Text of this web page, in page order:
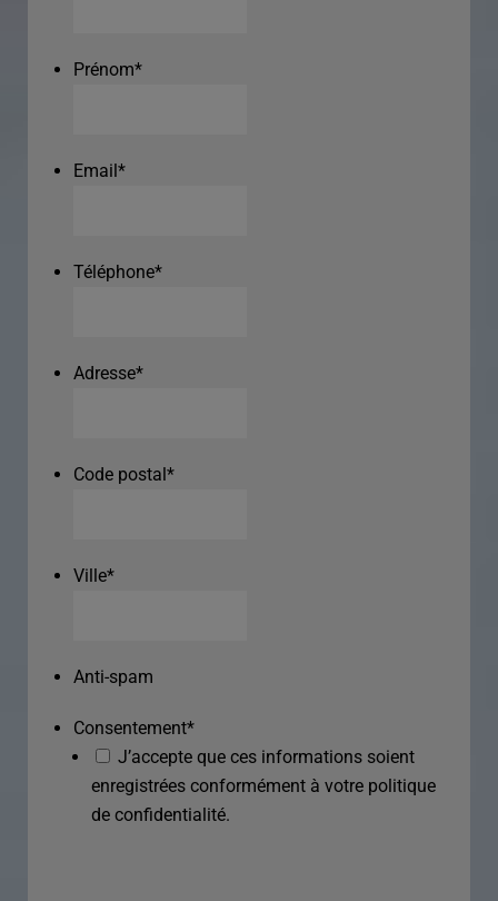
Prénom*
Email*
Téléphone*
Adresse*
Code postal*
Ville*
Anti-spam
Consentement*
J’accepte que ces informations soient
enregistrées conformément à votre politique
de confidentialité.